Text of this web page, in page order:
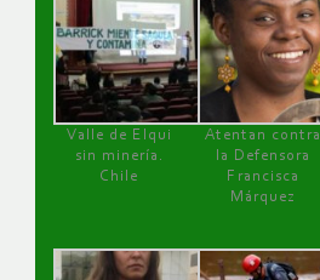
Valle de Elqui
sin minería.
Chile
Atentan contra
la Defensora
Francisca
Márquez